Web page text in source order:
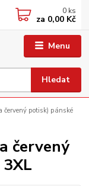
Menu
Hledat
0 ks
za 0,00 Kč
červený potisk) pánské
červený